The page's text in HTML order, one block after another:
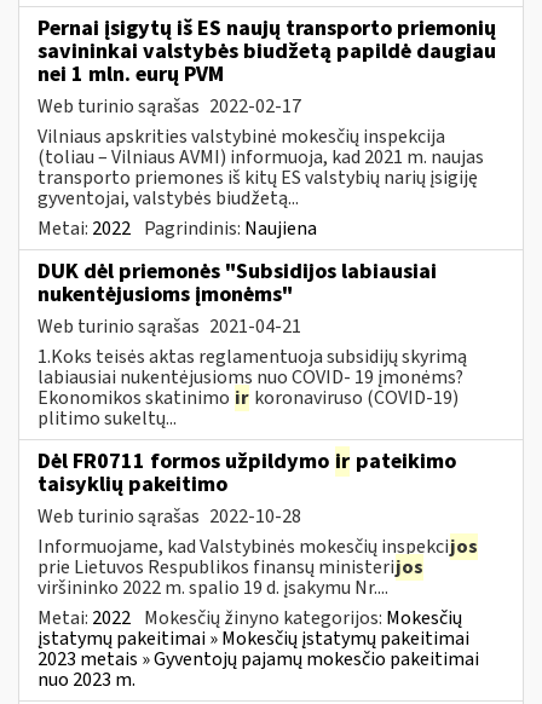
Pernai įsigytų iš ES naujų transporto priemonių
savininkai valstybės biudžetą papildė daugiau
nei 1 mln. eurų PVM
Web turinio sąrašas 2022-02-17
Vilniaus apskrities valstybinė mokesčių inspekcija
(toliau – Vilniaus AVMI) informuoja, kad 2021 m. naujas
transporto priemones iš kitų ES valstybių narių įsigiję
gyventojai, valstybės biudžetą...
Metai: 2022 Pagrindinis: Naujiena
DUK dėl priemonės "Subsidijos labiausiai
nukentėjusioms įmonėms"
Web turinio sąrašas 2021-04-21
1.Koks teisės aktas reglamentuoja subsidijų skyrimą
labiausiai nukentėjusioms nuo COVID- 19 įmonėms?
Ekonomikos skatinimo ir koronaviruso (COVID-19)
plitimo sukeltų...
Dėl FR0711 formos užpildymo ir pateikimo
taisyklių pakeitimo
Web turinio sąrašas 2022-10-28
Informuojame, kad Valstybinės mokesčių inspekcijos
prie Lietuvos Respublikos finansų ministerijos
viršininko 2022 m. spalio 19 d. įsakymu Nr....
Metai: 2022 Mokesčių žinyno kategorijos: Mokesčių
įstatymų pakeitimai » Mokesčių įstatymų pakeitimai
2023 metais » Gyventojų pajamų mokesčio pakeitimai
nuo 2023 m.